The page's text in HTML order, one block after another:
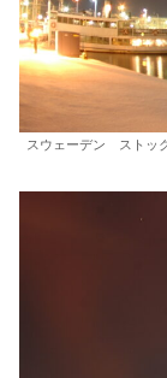
スウェーデン ストッ